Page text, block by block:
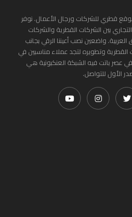
قطري للشركات ورجال الأعمال. نوفر
بين الشركات القطرية والشركات
واضعين نصب أعيننا الرقي بجانب
القطرية وتطويره لتجد عملاء مناسبين في
عصر باتت فيه الشبكة العنكبونية هي
الأول للتواصل.